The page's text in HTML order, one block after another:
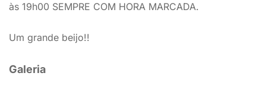
às 19h00 SEMPRE COM HORA MARCADA.
Um grande beijo!!
Galeria